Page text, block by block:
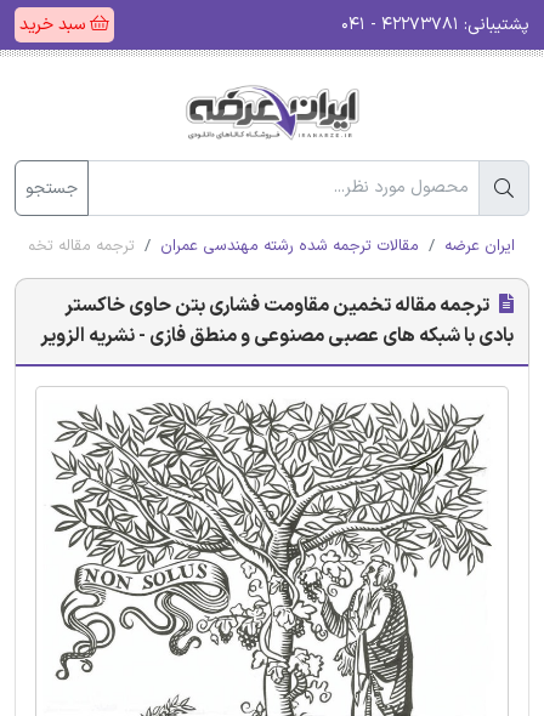
پشتیبانی: سبد خرید
جستجو
ایران عرضه مقالات ترجمه شده رشته مهندسی عمران ترجمه مقاله
ترجمه مقاله تخمین مقاومت فشاری بتن حاوی خاکستر
بادی با شبکه های عصبی مصنوعی و منطق فازی - نشریه الزویر